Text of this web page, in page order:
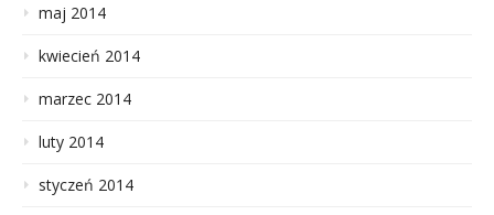
maj 2014
kwiecień 2014
marzec 2014
luty 2014
styczeń 2014